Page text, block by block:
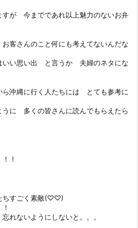
すが 今までであれ以上魅力のないお弁
客さんのこと何にも考えてないんだな
いい思い出 と言うか 夫婦のネタにな
ら沖縄に行く人たちには とても参考に
うに 多くの皆さんに読んでもらえたら
！
ちすごく素敵(♡♡)
れないようにしないと。。。